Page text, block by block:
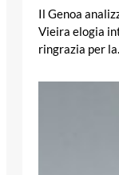
Il Genoa
Vieira elogia
ringrazia per